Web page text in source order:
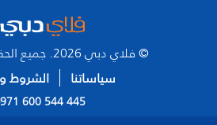
© فلاي دبي 2026. جميع الحقوق محفوظة.
سياساتنا
الشروط
600 544 445